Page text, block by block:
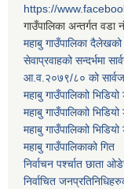
https://
गाउँपालिका अन्तर्गत वडा
महाबु गाउँपालिका
सेवाप्रवाहको सन्दर्भमा
आ.व.२०७९/८० को
महाबु गाउँपालिकाो
महाबु गाउँपालिकाो
महाबु गाउँपालिकाो
महाबु गाउँपालिकाको गित
निर्वाचन पर्श्चात छाता
निर्वाचित